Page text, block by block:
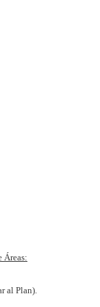
Áreas:
al Plan).